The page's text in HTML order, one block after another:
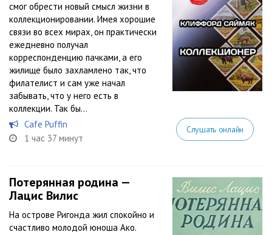
смог обрести новый смысл жизни в
коллекционировании. Имея хорошие
связи во всех мирах, он практически
ежедневно получал
корреспонденцию пачками, а его
жилище было захламлено так, что
филателист и сам уже начал
забывать, что у него есть в
коллекции. Так бы...
Cafe Puffin
1 час 37 минут
Слушать онлайн
Потерянная родина —
Лацис Вилис
На острове Ригонда жил спокойно и
счастливо молодой юноша Ако.